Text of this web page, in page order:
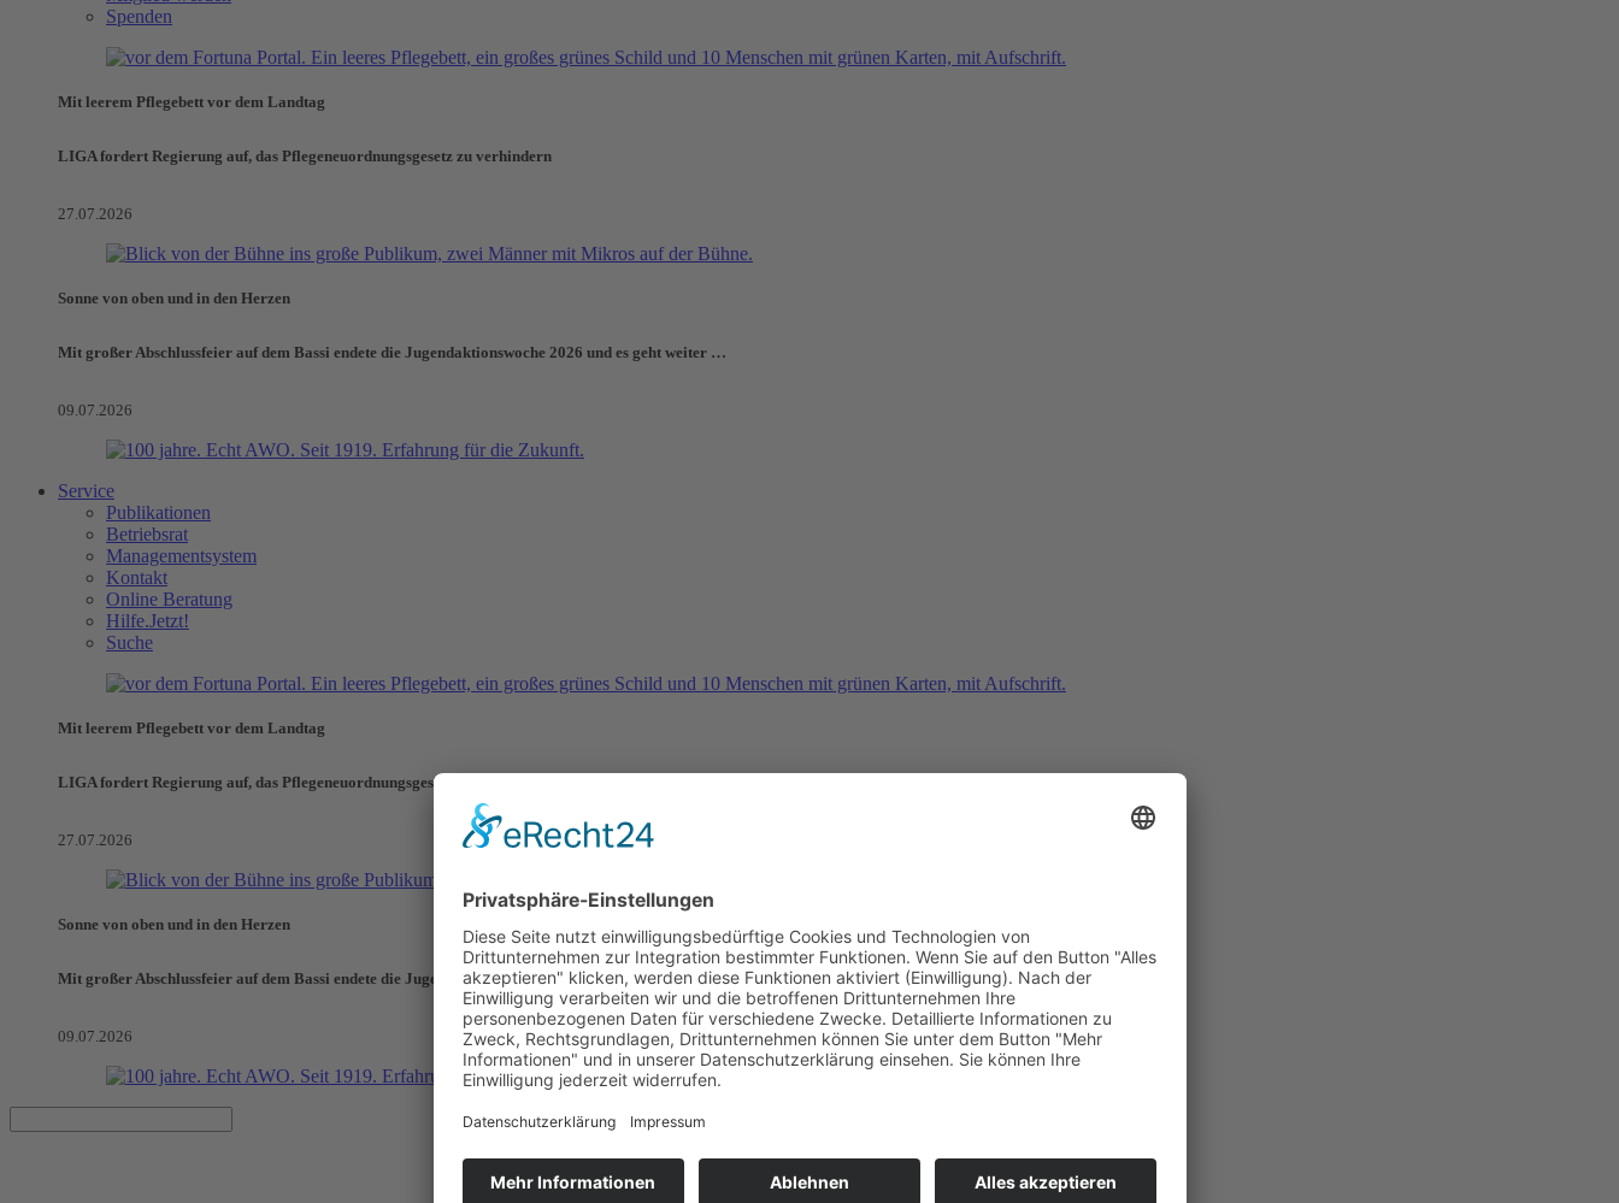
Spenden
Mit leerem Pflegebett vor dem Landtag
LIGA fordert Regierung auf, das Pflegeneuordnungsgesetz zu verhindern
27.07.2026
Sonne von oben und in den Herzen
Mit großer Abschlussfeier auf dem Bassi endete die Jugendaktionswoche 2026 und es geht weiter …
09.07.2026
Service
Publikationen
Betriebsrat
Managementsystem
Kontakt
Online Beratung
Hilfe.Jetzt!
Suche
Mit leerem Pflegebett vor dem Landtag
LIGA fordert Regierung auf, das Pflegeneuordnungsgesetz zu verhindern
27.07.2026
Sonne von oben und in den Herzen
Mit großer Abschlussfeier auf dem Bassi endete die Jugendaktionswoche 2026 und es geht weiter …
09.07.2026
Gemeinsam stark: Was für ein gelungener Teamnachmittag!